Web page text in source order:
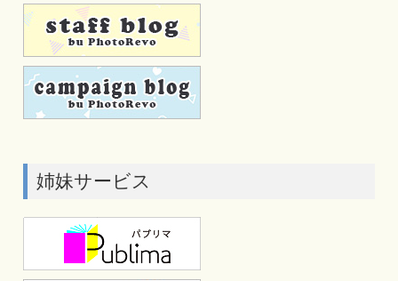
姉妹サービス